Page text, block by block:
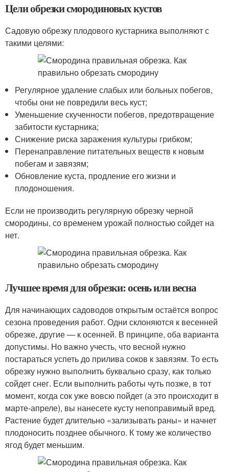
Цели обрезки смородиновых кустов
Садовую обрезку плодового кустарника выполняют с
такими целями:
Регулярное удаление слабых или больных побегов,
чтобы они не повредили весь куст;
Уменьшение скученности побегов, предотвращение
забитости кустарника;
Снижение риска заражения культуры грибком;
Перенаправление питательных веществ к новым
побегам и завязям;
Обновление куста, продление его жизни и
плодоношения.
Если не производить регулярную обрезку черной
смородины, со временем урожай полностью сойдет на
нет.
Лучшее время для обрезки: осень или весна
Для начинающих садоводов открытым остаётся вопрос
сезона проведения работ. Одни склоняются к весенней
обрезке, другие — к осенней. В принципе, оба варианта
допустимы. Но важно учесть, что весной нужно
постараться успеть до прилива соков к завязям. То есть
обрезку нужно выполнить буквально сразу, как только
сойдет снег. Если выполнить работы чуть позже, в тот
момент, когда сок уже вовсю пойдет (а это происходит в
марте-апреле), вы нанесете кусту непоправимый вред.
Растение будет длительно «зализывать раны» и начнет
плодоносить позднее обычного. К тому же количество
ягод будет меньшим.